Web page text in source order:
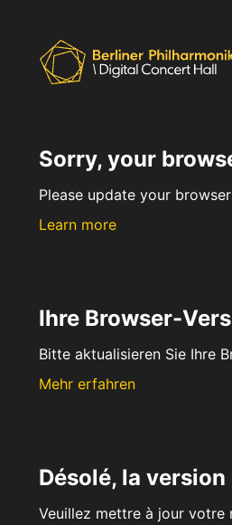
Sorry, your
Please update your
Learn more
Ihre Browser-
Bitte aktualisieren Sie Ihre
Mehr erfahren
Désolé, la
Veuillez mettre à jour